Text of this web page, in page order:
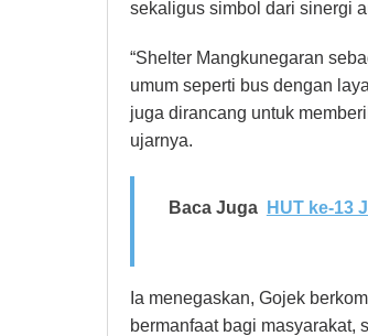
sekaligus simbol dari sinergi
“Shelter Mangkunegaran
umum seperti bus dengan
juga dirancang untuk
ujarnya.
Baca Juga
HUT ke-13
Ia menegaskan, Gojek
bermanfaat bagi masyarakat,